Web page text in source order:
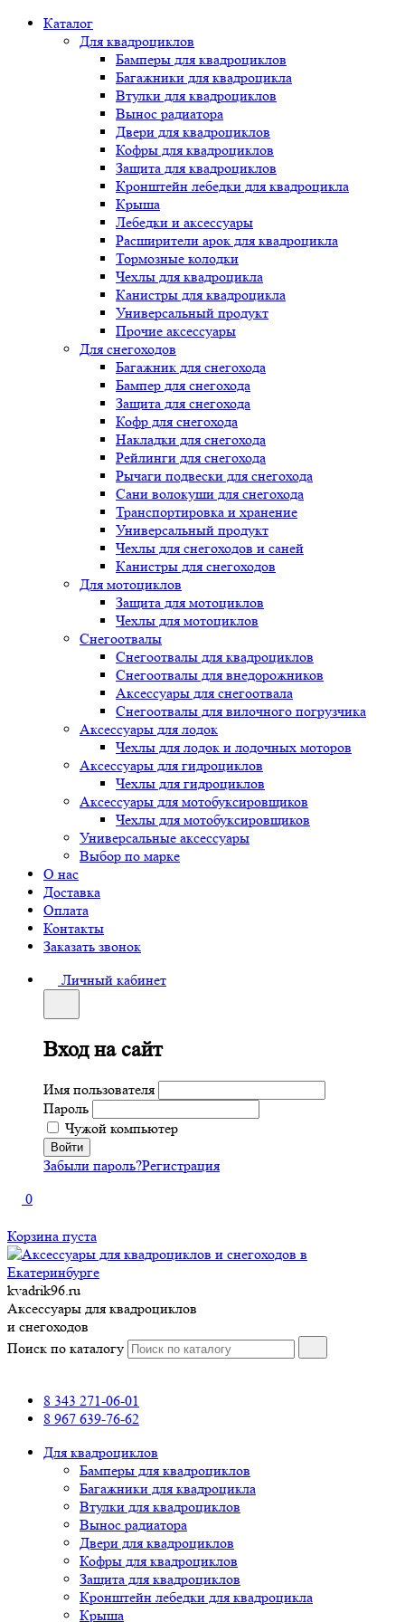
Каталог
Для квадроциклов
Бамперы для квадроциклов
Багажники для квадроцикла
Втулки для квадроциклов
Вынос радиатора
Двери для квадроциклов
Кофры для квадроциклов
Защита для квадроциклов
Кронштейн лебедки для квадроцикла
Крыша
Лебедки и аксессуары
Расширители арок для квадроцикла
Тормозные колодки
Чехлы для квадроцикла
Канистры для квадроцикла
Универсальный продукт
Прочие аксессуары
Для снегоходов
Багажник для снегохода
Бампер для снегохода
Защита для снегохода
Кофр для снегохода
Накладки для снегохода
Рейлинги для снегохода
Рычаги подвески для снегохода
Сани волокуши для снегохода
Транспортировка и хранение
Универсальный продукт
Чехлы для снегоходов и саней
Канистры для снегоходов
Для мотоциклов
Защита для мотоциклов
Чехлы для мотоциклов
Снегоотвалы
Снегоотвалы для квадроциклов
Снегоотвалы для внедорожников
Аксессуары для снегоотвала
Снегоотвалы для вилочного погрузчика
Аксессуары для лодок
Чехлы для лодок и лодочных моторов
Аксессуары для гидроциклов
Чехлы для гидроциклов
Аксессуары для мотобуксировщиков
Чехлы для мотобуксировщиков
Универсальные аксессуары
Выбор по марке
О нас
Доставка
Оплата
Контакты
Заказать звонок
Личный кабинет
Вход на сайт
Имя пользователя
Пароль
Чужой компьютер
Забыли пароль?Регистрация
0
Корзина пуста
kvadrik96.ru
Аксессуары для квадроциклов
и снегоходов
Поиск по каталогу
8 343 271-06-01
8 967 639-76-62
Для квадроциклов
Бамперы для квадроциклов
Багажники для квадроцикла
Втулки для квадроциклов
Вынос радиатора
Двери для квадроциклов
Кофры для квадроциклов
Защита для квадроциклов
Кронштейн лебедки для квадроцикла
Крыша